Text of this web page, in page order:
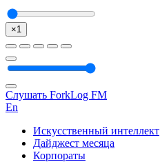
×1
Слушать ForkLog FM
En
Искусственный интеллект
Дайджест месяца
Корпораты